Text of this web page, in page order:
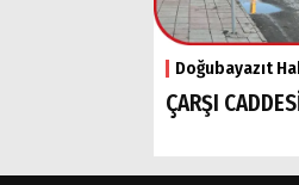
Doğubayazıt
ÇARŞI